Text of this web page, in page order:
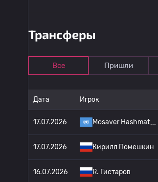
Трансферы
Все Пришли
Дата Игрок
17.07.2026 Mosaver Hashmat
17.07.2026 Кирилл Помешкин
16.07.2026 R. Гистаров